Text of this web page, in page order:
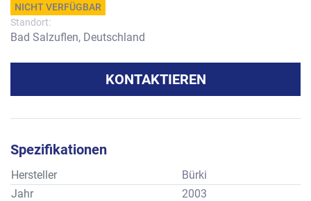
NICHT VERFÜGBAR
Standort:
Bad Salzuflen, Deutschland
KONTAKTIEREN
Spezifikationen
Hersteller
Bürki
Jahr
2003